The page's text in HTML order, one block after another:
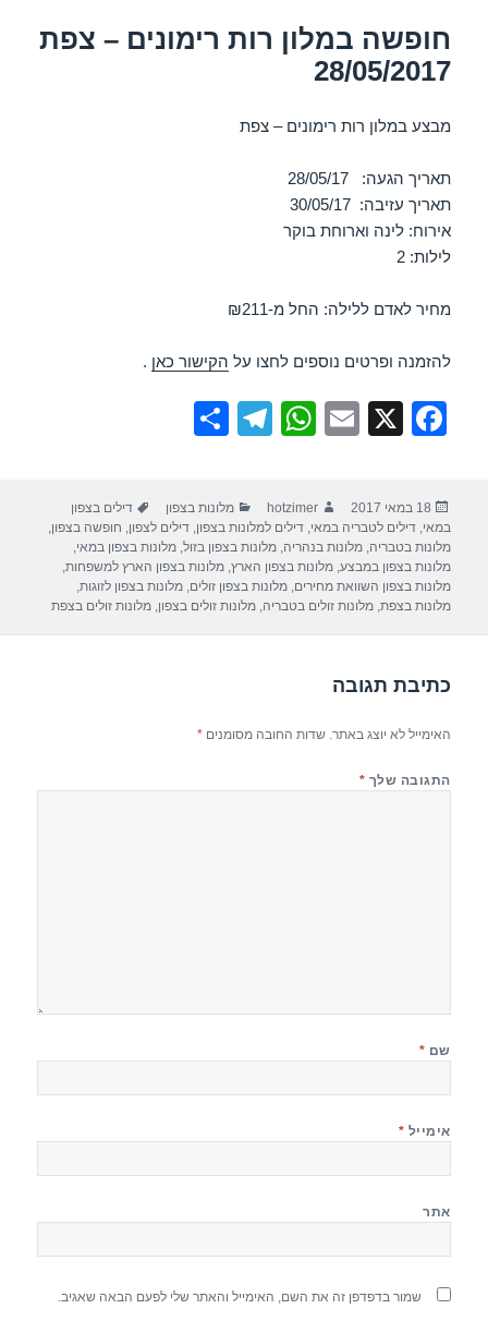
חופשה במלון רות רימונים – צפת
28/05/2017
מבצע במלון רות רימונים – צפת
תאריך הגעה: 28/05/17
תאריך עזיבה: 30/05/17
אירוח: לינה וארוחת בוקר
לילות: 2
מחיר לאדם ללילה: החל מ-₪211
להזמנה ופרטים נוספים לחצו על הקישור כאן .
F
e
b
o
X
E
W
s
A
p
T
gr
a
m
e
פורסם
בתאריך
18 במאי 2017 מחבר
hotzimer קטגוריות
מלונות בצפון תגיות
דילים בצפון
במאי,דילים לטבריה במאי,דילים למלונות בצפון,דילים לצפון, חופשה בצפון,
מלונות בטבריה,מלונות בנהריה,מלונות בצפון בזול,מלונות בצפון במאי,
מלונות בצפון במבצע,מלונות בצפון הארץ,מלונות בצפון הארץ למשפחות,
מלונות בצפון השוואת מחירים,מלונות בצפון זולים,מלונות בצפון לזוגות,
מלונות בצפת,מלונות זולים בטבריה,מלונות זולים בצפון,מלונות זולים בצפת
כתיבת תגובה
האימייל לא יוצג באתר. שדות החובה מסומנים*
התגובה שלך *
שם *
אימייל *
אתר
שמור בדפדפן זה את השם, האימייל והאתר שלי לפעם הבאה שאגיב.